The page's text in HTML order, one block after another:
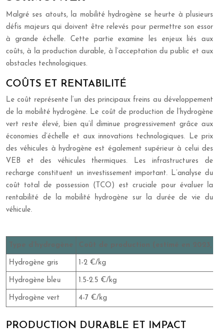
Malgré ses atouts, la mobilité hydrogène se heurte à plusieurs
défis majeurs qui doivent être relevés pour permettre son essor
à grande échelle. Cette partie examine les enjeux liés aux
coûts, à la production durable, à l’acceptation du public et aux
obstacles technologiques.
COÛTS ET RENTABILITÉ
Le coût représente l’un des principaux freins au développement
de la mobilité hydrogène. Le coût de production de l’hydrogène
vert reste élevé, bien qu’il diminue progressivement grâce aux
économies d’échelle et aux innovations technologiques. Le prix
des véhicules à hydrogène est également supérieur à celui des
VEB et des véhicules thermiques. Les infrastructures de
recharge constituent un investissement important. L’analyse du
coût total de possession (TCO) est cruciale pour évaluer la
rentabilité de la mobilité hydrogène sur la durée de vie du
véhicule.
Hydrogène gris 1-2 €/kg
Hydrogène bleu 1.5-2.5 €/kg
Hydrogène vert 4-7 €/kg
PRODUCTION DURABLE ET IMPACT